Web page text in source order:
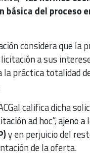
básica del proceso
considera que la
a sus
práctica totalidad
califica dicha
ad hoc”, ajeno
y en perjuicio del
de la oferta.